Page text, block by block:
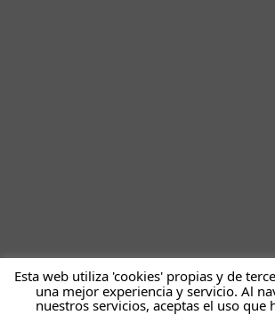
Esta web utiliza 'cookies' propias y de
una mejor experiencia y servicio. Al
nuestros servicios, aceptas el uso que